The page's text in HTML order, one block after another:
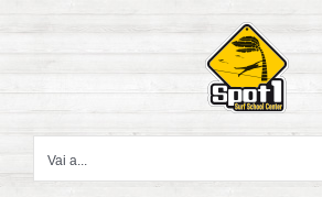
contenuto
Vai a...